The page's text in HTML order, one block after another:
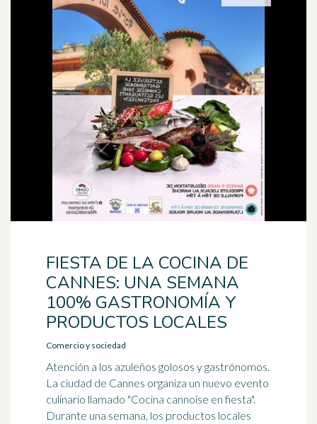
FIESTA DE LA COCINA DE
CANNES: UNA SEMANA
100% GASTRONOMÍA Y
PRODUCTOS LOCALES
Comercio y sociedad
Atención a los azuleños golosos y gastrónomos.
La ciudad de Cannes organiza un nuevo evento
culinario llamado "Cocina cannoise en fiesta".
Durante una semana, los productos locales